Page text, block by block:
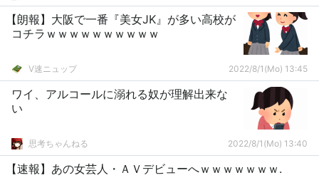
【朗報】大阪で一番『美女JK』が多い高校が
コチラｗｗｗｗｗｗｗｗｗｗ
V速ニュップ 2022/8/1(Mo) 13:45
ワイ、アルコールに溺れる奴が理解出来な
い
思考ちゃんねる 2022/8/1(Mo) 13:40
【速報】あの女芸人・ＡＶデビューへｗｗｗｗｗｗｗ.